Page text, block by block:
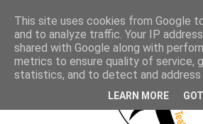
This site uses cookies from Google
and to analyze traffic. Your IP
shared with Google along with
metrics to ensure quality of service,
statistics, and to detect and address
LEARN MORE